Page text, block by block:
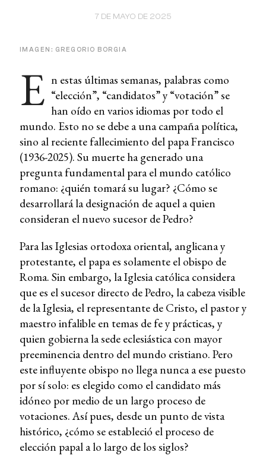
7 DE MAYO DE 2025
IMAGEN: GREGORIO BORGIA
E n estas últimas semanas, palabras como
“elección”, “candidatos” y “votación” se
han oído en varios idiomas por todo el
mundo. Esto no se debe a una campaña política,
sino al reciente fallecimiento del papa Francisco
(1936-2025). Su muerte ha generado una
pregunta fundamental para el mundo católico
romano: ¿quién tomará su lugar? ¿Cómo se
desarrollará la designación de aquel a quien
consideran el nuevo sucesor de Pedro?
Para las Iglesias ortodoxa oriental, anglicana y
protestante, el papa es solamente el obispo de
Roma. Sin embargo, la Iglesia católica considera
que es el sucesor directo de Pedro, la cabeza visible
de la Iglesia, el representante de Cristo, el pastor y
maestro infalible en temas de fe y prácticas, y
quien gobierna la sede eclesiástica con mayor
preeminencia dentro del mundo cristiano. Pero
este influyente obispo no llega nunca a ese puesto
por sí solo: es elegido como el candidato más
idóneo por medio de un largo proceso de
votaciones. Así pues, desde un punto de vista
histórico, ¿cómo se estableció el proceso de
elección papal a lo largo de los siglos?